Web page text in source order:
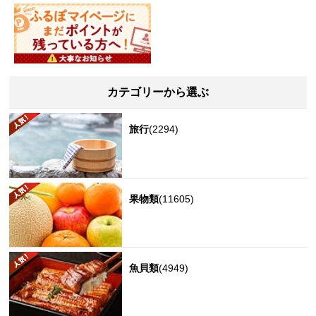
カテゴリーから選ぶ
旅行(2294)
果物類(11605)
魚貝類(4949)